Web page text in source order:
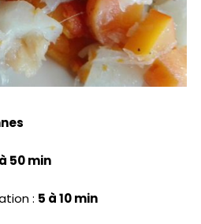
50 min
: 5 à 10 min